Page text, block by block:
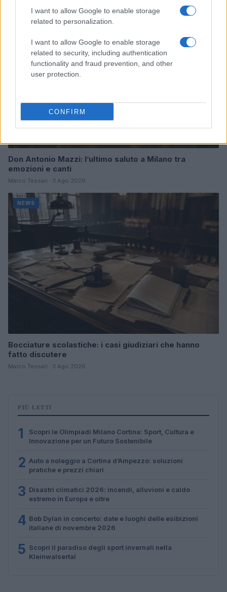
I want to allow Google to enable storage
related to personalization.
I want to allow Google to enable storage
related to security, including authentication
functionality and fraud prevention, and other
user protection.
CONFIRM
Don Antonio Mazzi: l’ultimo saluto a Milano tra
emozioni e canti
Marco Tessari · 3 Ago 2026
NEWS
Bocciature scolastiche: i casi giudiziari che hanno
fatto discutere
Marco Tessari · 3 Ago 2026
PIÙ LETTI
1
Scopri le Olimpiadi Milano Cortina: Sport, Cultura e
Innovazione per un Futuro Sostenibile
2 Auto a noleggio a Cortina d’Ampezzo: soluzioni
pratiche e prezzi chiari
3 Disastri climatici 2026: incendi, alluvioni e caldo
estremo in Europa e oltre
4 Bob Dylan in concerto: date e luoghi delle esibizioni
italiane di novembre 2026
5 Scopri il paradiso degli sport invernali nella
Kleinwalsertal